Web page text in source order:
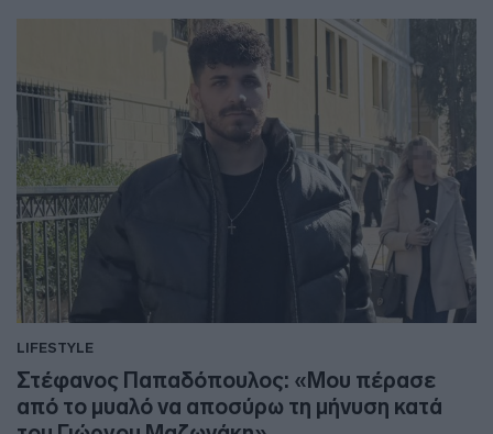
LIFESTYLE
Στέφανος Παπαδόπουλος: «Μου πέρασε
από το μυαλό να αποσύρω τη μήνυση κατά